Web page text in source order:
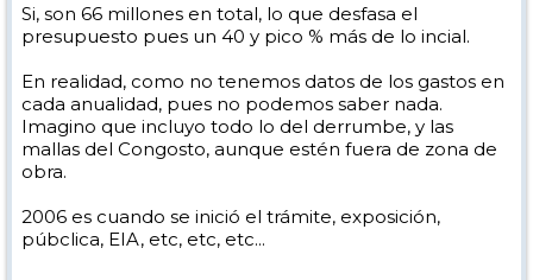
Si, son 66 millones en total, lo que desfasa el
presupuesto pues un 40 y pico % más de lo incial.
En realidad, como no tenemos datos de los gastos en
cada anualidad, pues no podemos saber nada.
Imagino que incluyo todo lo del derrumbe, y las
mallas del Congosto, aunque estén fuera de zona de
obra.
2006 es cuando se inició el trámite, exposición,
púbclica, EIA, etc, etc, etc...